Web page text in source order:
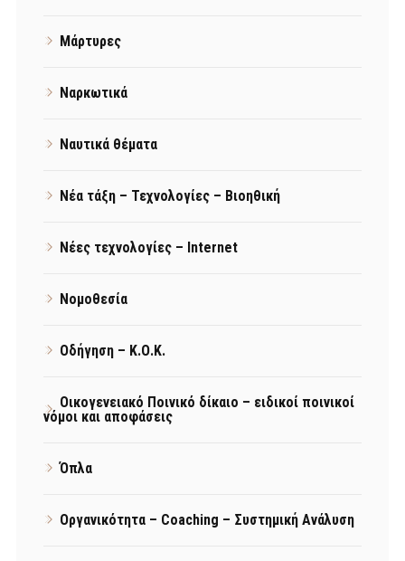
Μάρτυρες
Ναρκωτικά
Ναυτικά θέματα
Νέα τάξη – Τεχνολογίες – Βιοηθική
Νέες τεχνολογίες – Internet
Νομοθεσία
Οδήγηση – Κ.Ο.Κ.
Οικογενειακό Ποινικό δίκαιο – ειδικοί ποινικοί
νόμοι και αποφάσεις
Όπλα
Οργανικότητα – Coaching – Συστημική Ανάλυση